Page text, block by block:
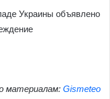
материалам: Gismeteo